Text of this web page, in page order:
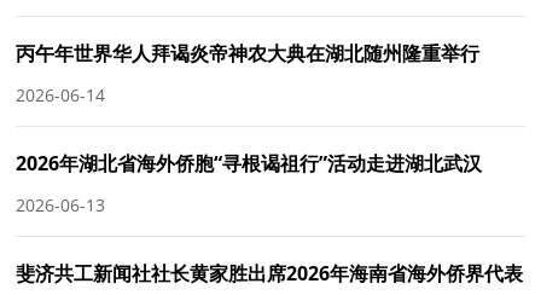
丙午年世界华人拜谒炎帝神农大典在湖北随州隆重举行
2026-06-14
2026年湖北省海外侨胞“寻根谒祖行”活动走进湖北武汉
2026-06-13
斐济共工新闻社社长黄家胜出席2026年海南省海外侨界代表